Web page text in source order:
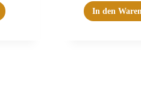
In den